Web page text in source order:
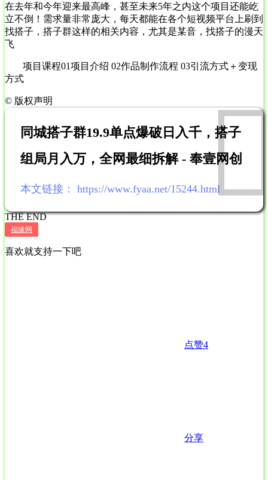
在去年和今年迎来最高峰，甚至未来5年之内这个项目还能屹
立不倒！需求量非常庞大，每天都能在各个短视频平台上刷到
找搭子，搭子群这样的相关内容，尤其是某音，找搭子的漫天
飞
项目课程01项目介绍 02作品制作流程 03引流方式＋变现
方式
© 版权声明
同城搭子群19.9单点爆破日入千，搭子
组局月入万，全网最细拆解 - 奉壹网创
本文链接： https://www.fyaa.net/15244.html
THE END
福缘网
喜欢就支持一下吧
点赞4
分享